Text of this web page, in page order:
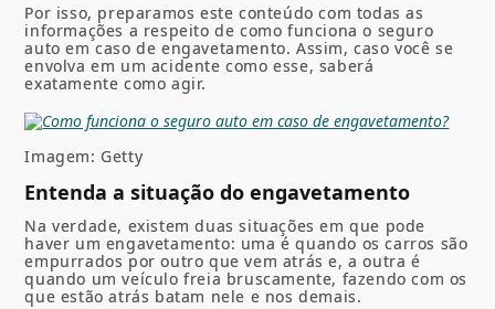
Por isso, preparamos este conteúdo com todas as
informações a respeito de como funciona o seguro
auto em caso de engavetamento. Assim, caso você se
envolva em um acidente como esse, saberá
exatamente como agir.
Imagem: Getty
Entenda a situação do engavetamento
Na verdade, existem duas situações em que pode
haver um engavetamento: uma é quando os carros são
empurrados por outro que vem atrás e, a outra é
quando um veículo freia bruscamente, fazendo com os
que estão atrás batam nele e nos demais.